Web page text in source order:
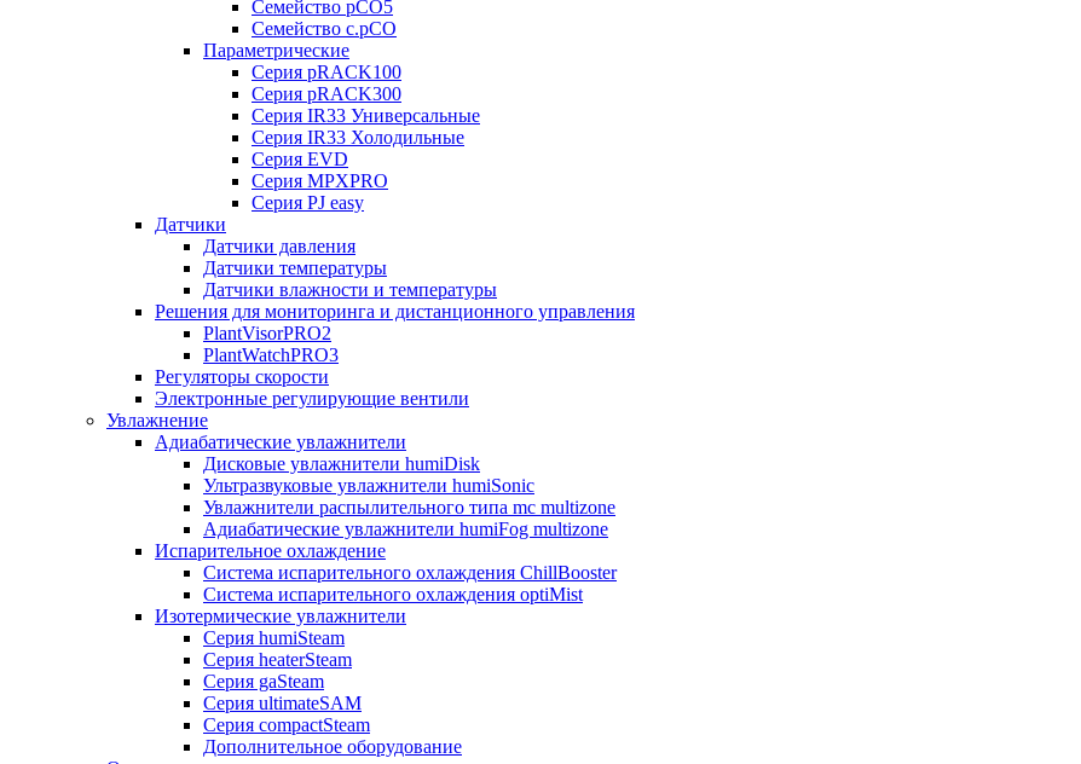
Семейство pCO5
Семейство c.pCO
Параметрические
Серия pRACK100
Серия pRACK300
Серия IR33 Универсальные
Серия IR33 Холодильные
Серия EVD
Серия MPXPRO
Серия PJ easy
Датчики
Датчики давления
Датчики температуры
Датчики влажности и температуры
Решения для мониторинга и дистанционного управления
PlantVisorPRO2
PlantWatchPRO3
Регуляторы скорости
Электронные регулирующие вентили
Увлажнение
Адиабатические увлажнители
Дисковые увлажнители humiDisk
Ультразвуковые увлажнители humiSonic
Увлажнители распылительного типа mc multizone
Адиабатические увлажнители humiFog multizone
Испарительное охлаждение
Система испарительного охлаждения ChillBooster
Система испарительного охлаждения optiMist
Изотермические увлажнители
Серия humiSteam
Серия heaterSteam
Серия gaSteam
Серия ultimateSAM
Серия compactSteam
Дополнительное оборудование